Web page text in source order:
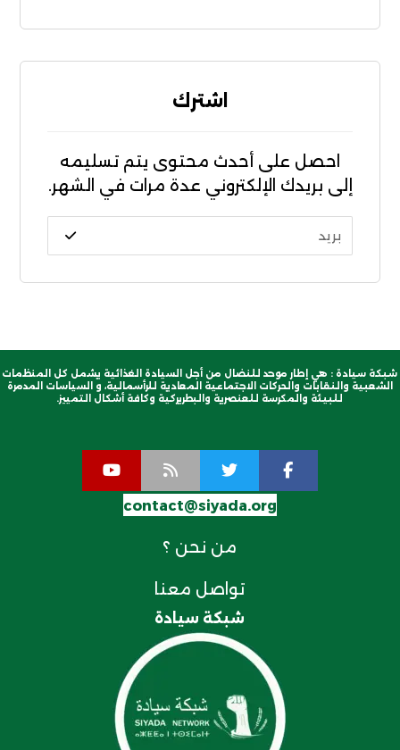
اشترك
احصل على أحدث محتوى يتم تسليمه
إلى بريدك الإلكتروني عدة مرات في الشهر.
شبكة سيادة : هي إطار موحد للنضال من أجل السيادة الغذائية يشمل كل المنظمات
الشعبية والنقابات والحركات الاجتماعية المعادية للرأسمالية، و السياسات المدمرة
للبيئة والمكرسة للعنصرية والبطريركية وكافة أشكال التمييز.
contact@siyada.org
من نحن ؟
تواصل معنا
شبكة سيادة